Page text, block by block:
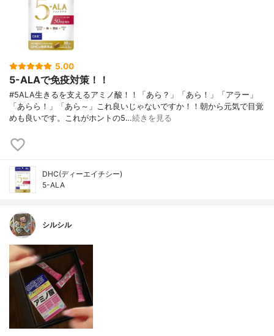
5.00
5-ALAで免疫対策！！
#5ALA生きるを支えるアミノ酸！！「あら？」「あら！」「アラー」
「あらら！」「あら～」これ良いじゃないですか！！朝から元気で目覚
めも良いです。これがホントの5…続きを見る
DHC(ディーエイチシー)
5-ALA
シルシル